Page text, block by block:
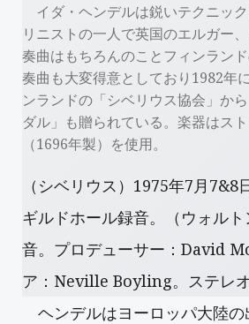
イダ・ヘンデルは鋭いテクニッ
リニストの一人で英国のエルガー
奏曲はもちろんのことフィンラン
奏曲も大変得意としており1982年
ンランドの「シベリウス協会」か
ダル」も贈られている。楽器はス
（1696年製）を使用。
（シベリウス）1975年7月7&8
ギルドホール録音。（ウォル
音。プロデューサー：David
ア：Neville Boyling。ステレオ
ヘンデルはヨーロッパ大陸の